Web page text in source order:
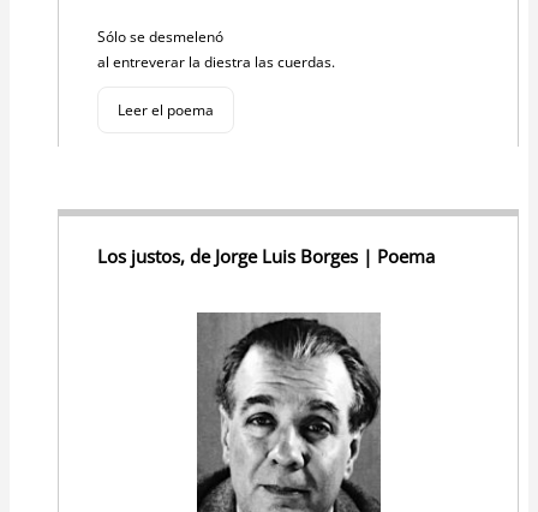
Sólo se desmelenó
al entreverar la diestra las cuerdas.
Leer el poema
Los justos, de Jorge Luis Borges | Poema